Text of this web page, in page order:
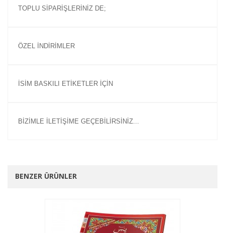
TOPLU SİPARİŞLERİNİZ DE;
ÖZEL İNDİRİMLER
İSİM BASKILI ETİKETLER İÇİN
BİZİMLE İLETİŞİME GEÇEBİLİRSİNİZ...
BENZER ÜRÜNLER